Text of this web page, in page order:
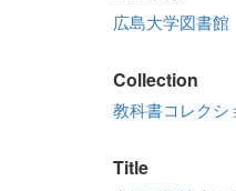
広島大学図書館
Collection
教科書コレクシ
Title